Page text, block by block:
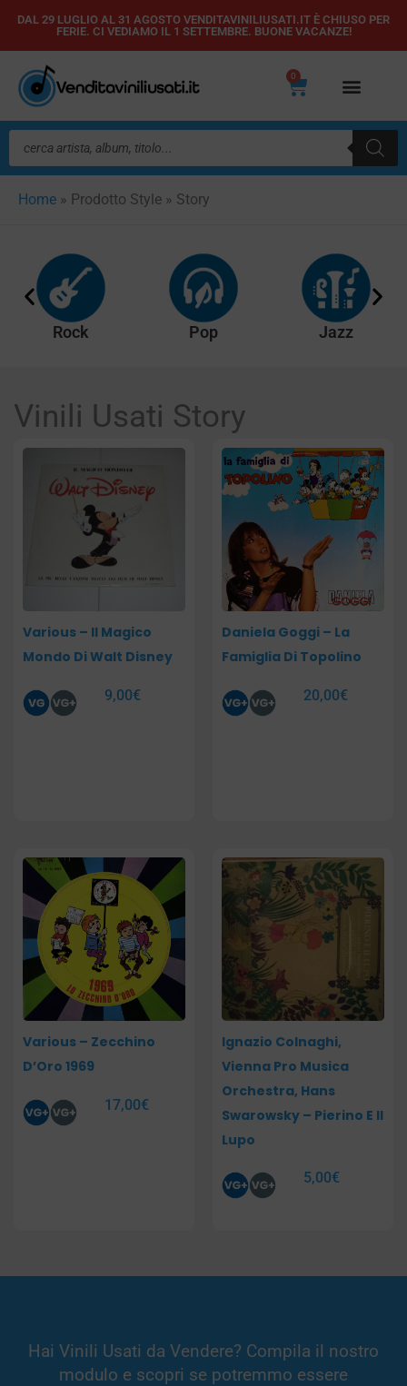
Vai
contenuto
DAL 29 LUGLIO AL 31 AGOSTO VENDITAVINILIUSATI.IT È CHIUSO PER
FERIE. CI VEDIAMO IL 1 SETTEMBRE. BUONE VACANZE!
0
Carrello
Ricerca
prodotti
Home » Prodotto Style » Story
Rock Pop Jazz
Vinili Usati Story
Various – Il Magico
Mondo Di Walt Disney
9,00€
Daniela Goggi – La
Famiglia Di Topolino
20,00€
Various – Zecchino
D’Oro 1969
17,00€
Ignazio Colnaghi,
Vienna Pro Musica
Orchestra, Hans
Swarowsky – Pierino E Il
Lupo
5,00€
Hai Vinili Usati da Vendere? Compila il nostro
modulo e scopri se potremmo essere